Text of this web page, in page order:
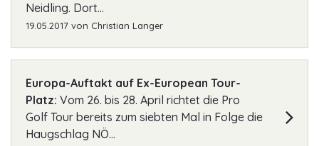
Neidling. Dort...
19.05.2017 von Christian Langer
Europa-Auftakt auf Ex-European Tour-
Platz: Vom 26. bis 28. April richtet die Pro
Golf Tour bereits zum siebten Mal in Folge die
Haugschlag NÖ...